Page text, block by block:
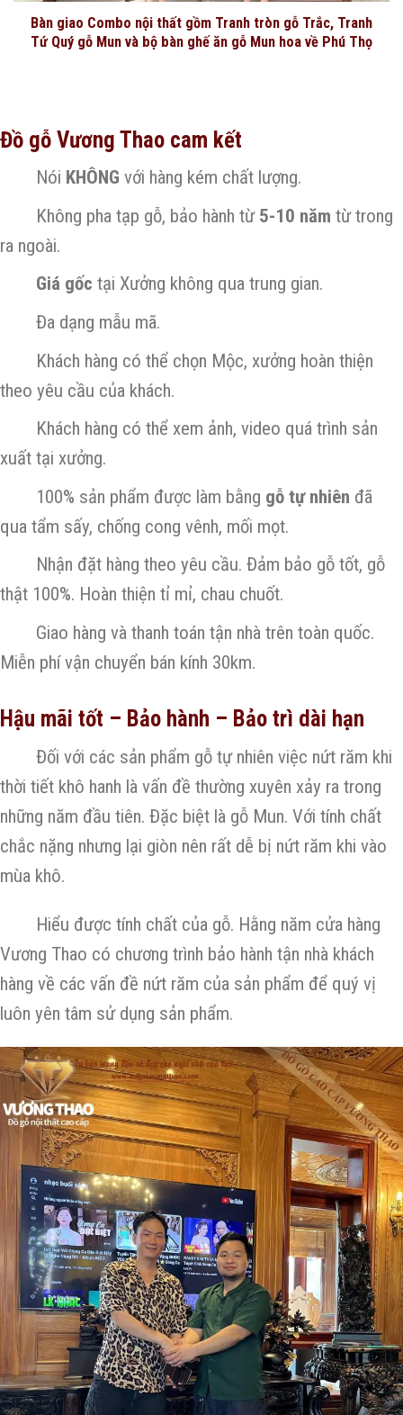
Bàn giao Combo nội thất gồm Tranh tròn gỗ Trắc, Tranh
Tứ Quý gỗ Mun và bộ bàn ghế ăn gỗ Mun hoa về Phú Thọ
Đồ gỗ Vương Thao cam kết
Nói KHÔNG với hàng kém chất lượng.
Không pha tạp gỗ, bảo hành từ 5-10 năm từ trong
ra ngoài.
Giá gốc tại Xưởng không qua trung gian.
Đa dạng mẫu mã.
Khách hàng có thể chọn Mộc, xưởng hoàn thiện
theo yêu cầu của khách.
Khách hàng có thể xem ảnh, video quá trình sản
xuất tại xưởng.
100% sản phẩm được làm bằng gỗ tự nhiên đã
qua tẩm sấy, chống cong vênh, mối mọt.
Nhận đặt hàng theo yêu cầu. Đảm bảo gỗ tốt, gỗ
thật 100%. Hoàn thiện tỉ mỉ, chau chuốt.
Giao hàng và thanh toán tận nhà trên toàn quốc.
Miễn phí vận chuyển bán kính 30km.
Hậu mãi tốt – Bảo hành – Bảo trì dài hạn
Đối với các sản phẩm gỗ tự nhiên việc nứt răm khi
thời tiết khô hanh là vấn đề thường xuyên xảy ra trong
những năm đầu tiên. Đặc biệt là gỗ Mun. Với tính chất
chắc nặng nhưng lại giòn nên rất dễ bị nứt răm khi vào
mùa khô.
Hiểu được tính chất của gỗ. Hằng năm cửa hàng
Vương Thao có chương trình bảo hành tận nhà khách
hàng về các vấn đề nứt răm của sản phẩm để quý vị
luôn yên tâm sử dụng sản phẩm.